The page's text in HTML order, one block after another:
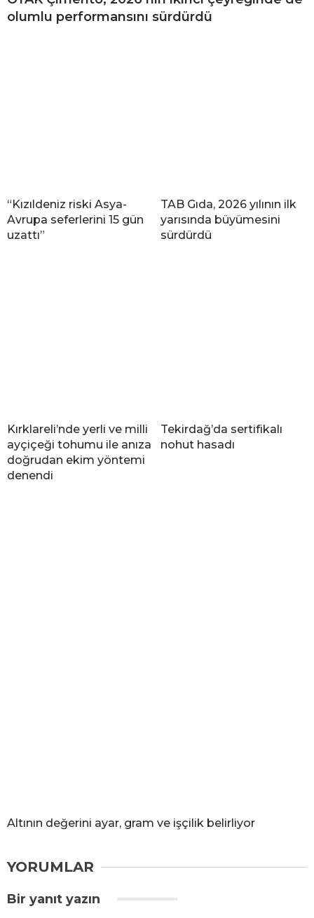
olumlu performansını sürdürdü
“Kızıldeniz riski Asya-
Avrupa seferlerini 15 gün
uzattı”
TAB Gıda, 2026 yılının ilk
yarısında büyümesini
sürdürdü
Kırklareli’nde yerli ve milli
ayçiçeği tohumu ile anıza
doğrudan ekim yöntemi
denendi
Tekirdağ’da sertifikalı
nohut hasadı
Altının değerini ayar, gram ve işçilik belirliyor
YORUMLAR
Bir yanıt yazın